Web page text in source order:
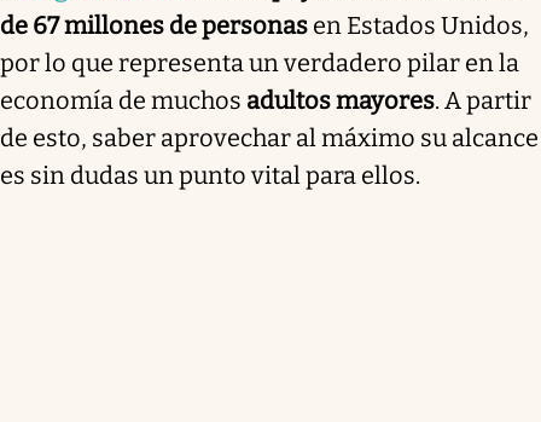
de 67 millones de personas en Estados Unidos,
por lo que representa un verdadero pilar en la
economía de muchos adultos mayores. A partir
de esto, saber aprovechar al máximo su alcance
es sin dudas un punto vital para ellos.